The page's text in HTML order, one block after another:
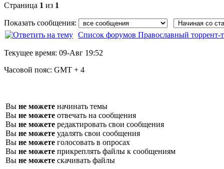
Страница 1 из 1
Показать сообщения:
Список форумов Православный торрент-
Текущее время: 09-Авг 19:52
Часовой пояс: GMT + 4
Вы не можете начинать темы
Вы не можете отвечать на сообщения
Вы не можете редактировать свои сообщения
Вы не можете удалять свои сообщения
Вы не можете голосовать в опросах
Вы не можете прикреплять файлы к сообщениям
Вы не можете скачивать файлы